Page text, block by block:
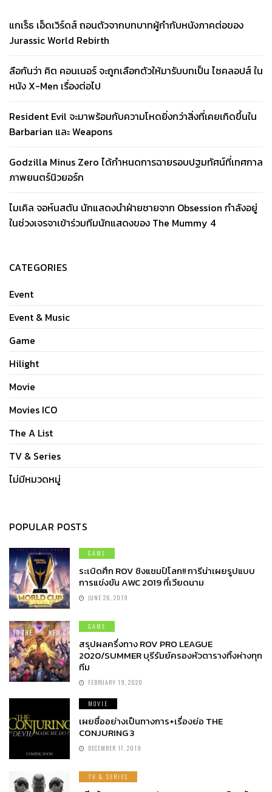
แกเร็ธ เอ็ดเวิร์ดส์ ถอนตัวจากบทบาทผู้กำกับหนังภาคต่อของ
Jurassic World Rebirth
ลือกันว่า คิต คอนเนอร์ จะถูกเลือกตัวให้มารับบทเป็น ไซคลอปส์ ใน
หนัง X-Men เรื่องต่อไป
Resident Evil จะมาพร้อมกับความโหดยิ่งกว่าสิ่งที่เคยเกิดขึ้นใน
Barbarian และ Weapons
Godzilla Minus Zero ได้กำหนดการฉายรอบปฐมทัศน์ที่เทศกาล
ภาพยนตร์นิวยอร์ก
ไมเคิล จอห์นสตัน นักแสดงนำฝ่ายชายจาก Obsession กำลังอยู่
ในช่วงเจรจาเข้าร่วมทีมนักแสดงของ The Mummy 4
CATEGORIES
Event
Event & Music
Game
Hilight
Movie
Movies ICO
The A List
TV & Series
ไม่มีหมวดหมู่
POPULAR POSTS
GAME
ระเบิดศึก ROV ชิงแชมป์โลก!! การีน่าเผยรูปแบบ
การแข่งขัน AWC 2019 ที่เวียดนาม
JUNE 26, 2019
GAME
สรุปผลครึ่งทาง ROV PRO LEAGUE
2020/SUMMER บุรีรัมย์ครองหัวตารางทิ้งห่างทุก
ทีม
FEBRUARY 19, 2020
MOVIE
เผยชื่ออย่างเป็นทางการ+เรื่องย่อ THE
CONJURING 3
DECEMBER 17, 2019
TV & SERIES